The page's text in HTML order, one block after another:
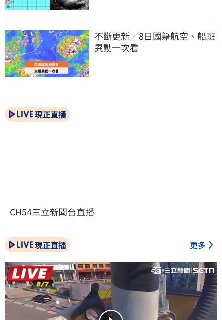
不斷更新／8日國籍航空、船班
異動一次看
現正直播
CH54三立新聞台直播
現正直播 更多